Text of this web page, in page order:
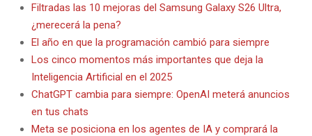
Filtradas las 10 mejoras del Samsung Galaxy S26 Ultra,
¿merecerá la pena?
El año en que la programación cambió para siempre
Los cinco momentos más importantes que deja la
Inteligencia Artificial en el 2025
ChatGPT cambia para siempre: OpenAI meterá anuncios
en tus chats
Meta se posiciona en los agentes de IA y comprará la